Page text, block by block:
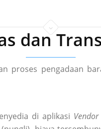
dan
proses pengadaan
di aplikasi